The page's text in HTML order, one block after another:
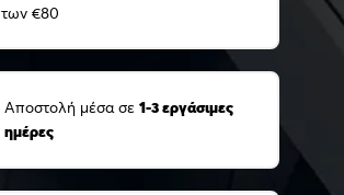
των €80
Αποστολή μέσα σε 1-3 εργάσιμες
ημέρες